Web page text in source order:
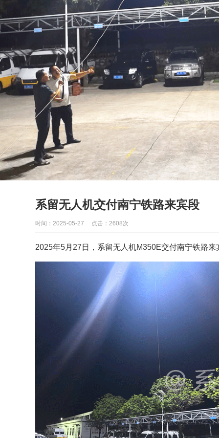
系留无人机交付南宁铁路来宾段
时间：2025-05-27 点击：2608次
2025年5月27日， 系留无人机M350E交付南宁铁路来